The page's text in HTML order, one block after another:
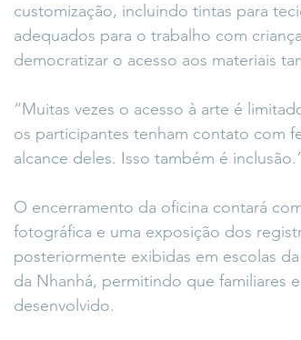
customização, incluindo tintas para
adequados para o trabalho com
democratizar o acesso aos materiais
“Muitas vezes o acesso à arte é
os participantes tenham contato com
alcance deles. Isso também é
O encerramento da oficina contará
fotográfica e uma exposição dos
posteriormente exibidas em escolas
da Nhanhá, permitindo que familiares
desenvolvido.